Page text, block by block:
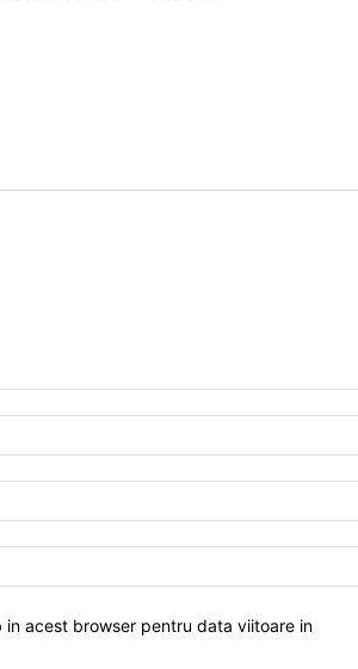
in acest browser pentru data viitoare in